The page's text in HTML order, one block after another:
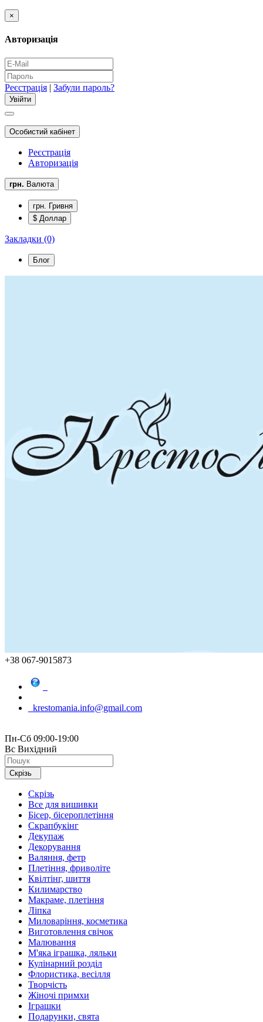
×
Авторизація
Реєстрація | Забули пароль?
Особистий кабінет
Реєстрація
Авторизація
грн. Валюта
грн. Гривня
$ Доллар
Закладки (0)
Блог
+38 067-9015873
krestomania.info@gmail.com
Пн-Сб 09:00-19:00
Вс Вихідний
Скрізь
Скрізь
Все для вишивки
Бісер, бісероплетіння
Скрапбукінг
Декупаж
Декорування
Валяння, фетр
Плетіння, фриволіте
Квілтінг, шиття
Килимарство
Макраме, плетіння
Ліпка
Миловаріння, косметика
Виготовлення свічок
Малювання
М'яка іграшка, ляльки
Кулінарний розділ
Флористика, весілля
Творчість
Жіночі примхи
Іграшки
Подарунки, свята